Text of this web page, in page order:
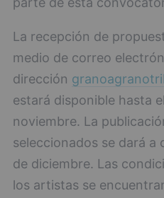
La recepción de
medio de correo
dirección
estará disponible hasta
noviembre. La
seleccionados se dará a
de diciembre. Las
los artistas se